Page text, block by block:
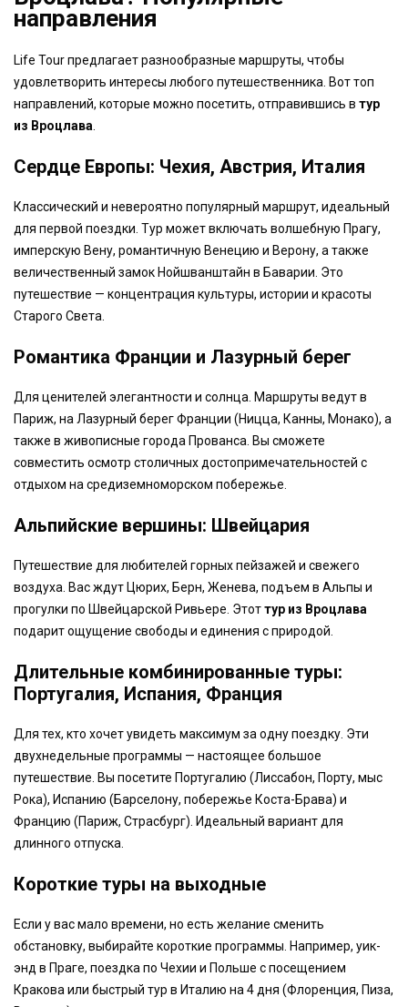
направления
Life Tour предлагает разнообразные маршруты, чтобы
удовлетворить интересы любого путешественника. Вот топ
направлений, которые можно посетить, отправившись в тур
из Вроцлава
Сердце Европы: Чехия, Австрия, Италия
Классический и невероятно популярный маршрут, идеальный
для первой поездки. Тур может включать волшебную Прагу,
имперскую Вену, романтичную Венецию и Верону, а также
величественный замок Нойшванштайн в Баварии. Это
путешествие — концентрация культуры, истории и красоты
Старого Света.
Романтика Франции и Лазурный берег
Для ценителей элегантности и солнца. Маршруты ведут в
Париж, на Лазурный берег Франции (Ницца, Канны, Монако), а
также в живописные города Прованса. Вы сможете
совместить осмотр столичных достопримечательностей с
отдыхом на средиземноморском побережье.
Альпийские вершины: Швейцария
Путешествие для любителей горных пейзажей и свежего
воздуха. Вас ждут Цюрих, Берн, Женева, подъем в Альпы и
прогулки по Швейцарской Ривьере. Этоттур из Вроцлава
подарит ощущение свободы и единения с природой.
Длительные комбинированные туры:
Португалия, Испания, Франция
Для тех, кто хочет увидеть максимум за одну поездку. Эти
двухнедельные программы — настоящее большое
путешествие. Вы посетите Португалию (Лиссабон, Порту, мыс
Рока), Испанию (Барселону, побережье Коста-Брава) и
Францию (Париж, Страсбург). Идеальный вариант для
длинного отпуска.
Короткие туры на выходные
Если у вас мало времени, но есть желание сменить
обстановку, выбирайте короткие программы. Например, уик-
энд в Праге, поездка по Чехии и Польше с посещением
Кракова или быстрый тур в Италию на 4 дня (Флоренция, Пиза,